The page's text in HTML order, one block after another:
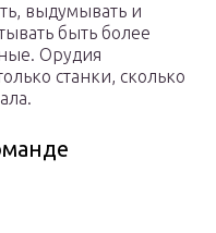
выдумывать и
быть более
Орудия
станки, сколько